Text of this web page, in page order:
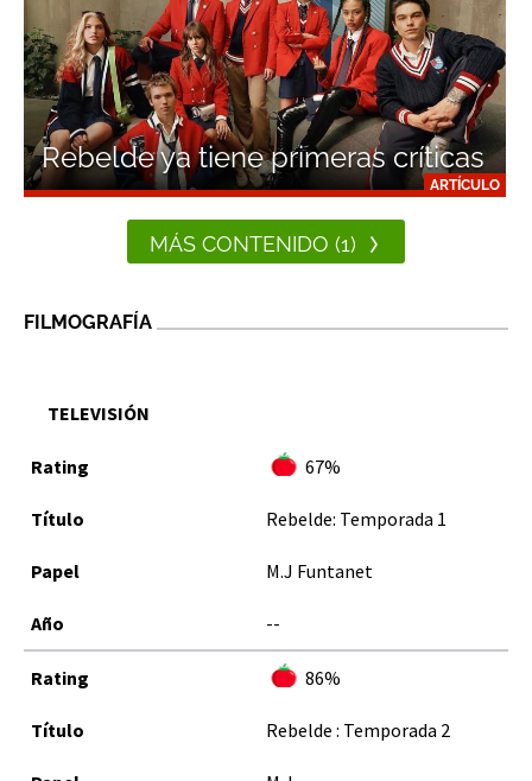
ARTÍCULO
Rebelde ya tiene primeras críticas
MÁS CONTENIDO (1)
FILMOGRAFÍA
TELEVISIÓN
67%
Rebelde: Temporada 1
M.J Funtanet
--
86%
Rebelde : Temporada 2